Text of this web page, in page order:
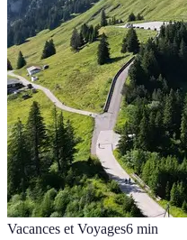
Vacances et Voyages6 min